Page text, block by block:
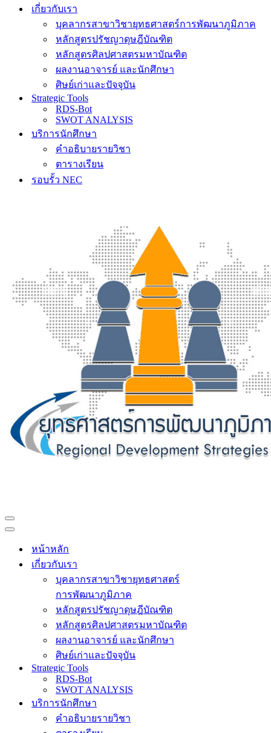
เกี่ยวกับเรา
บุคลากรสาขาวิชายุทธศาสตร์การพัฒนาภูมิภาค
หลักสูตรปรัชญาดุษฎีบัณฑิต
หลักสูตรศิลปศาสตรมหาบัณฑิต
ผลงานอาจารย์ และนักศึกษา
ศิษย์เก่าและปัจจุบัน
Strategic Tools
RDS-Bot
SWOT ANALYSIS
บริการนักศึกษา
คำอธิบายรายวิชา
ตารางเรียน
รอบรั้ว NEC
Navigation
Menu
Navigation
หน้าหลัก
เกี่ยวกับเรา
บุคลากรสาขาวิชายุทธศาสตร์
การพัฒนาภูมิภาค
หลักสูตรปรัชญาดุษฎีบัณฑิต
หลักสูตรศิลปศาสตรมหาบัณฑิต
ผลงานอาจารย์ และนักศึกษา
ศิษย์เก่าและปัจจุบัน
Strategic Tools
RDS-Bot
SWOT ANALYSIS
บริการนักศึกษา
คำอธิบายรายวิชา